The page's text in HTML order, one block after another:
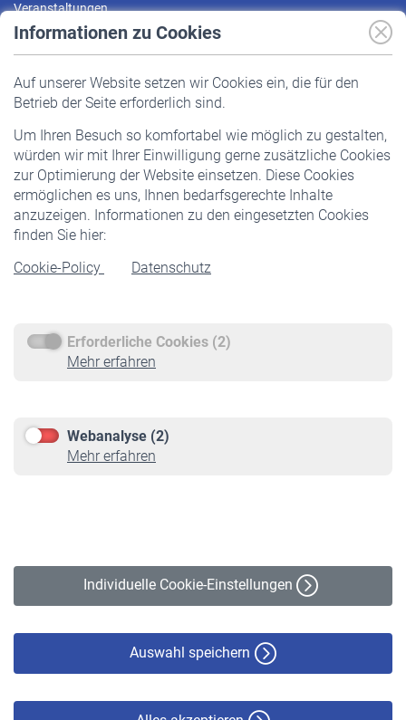
Informationen zu Cookies
Auf unserer Website setzen wir Cookies ein, die für den
Betrieb der Seite erforderlich sind.
Um Ihren Besuch so komfortabel wie möglich zu gestalten,
würden wir mit Ihrer Einwilligung gerne zusätzliche Cookies
zur Optimierung der Website einsetzen. Diese Cookies
ermöglichen es uns, Ihnen bedarfsgerechte Inhalte
anzuzeigen. Informationen zu den eingesetzten Cookies
finden Sie hier:
Cookie-Policy
Datenschutz
Erforderliche Cookies (2)
Mehr erfahren
Webanalyse (2)
Mehr erfahren
Individuelle Cookie-Einstellungen
Auswahl speichern
Veranstaltungen
Pflichtversicherung
Staatliche Förderung
Veranstaltungen
Rentner
Rentenbeginn
Rente beantragen
Service
Informationen
Online-Rechner
VBLnewsletter
Erklärung zur Barrierefreiheit